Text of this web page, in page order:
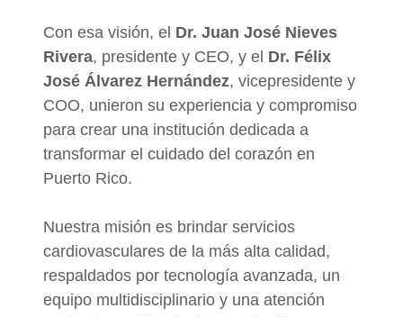
Con esa visión, el Dr. Juan José Nieves
Rivera, presidente y CEO, y el Dr. Félix
José Álvarez Hernández, vicepresidente y
COO, unieron su experiencia y compromiso
para crear una institución dedicada a
transformar el cuidado del corazón en
Puerto Rico.
Nuestra misión es brindar servicios
cardiovasculares de la más alta calidad,
respaldados por tecnología avanzada, un
equipo multidisciplinario y una atención